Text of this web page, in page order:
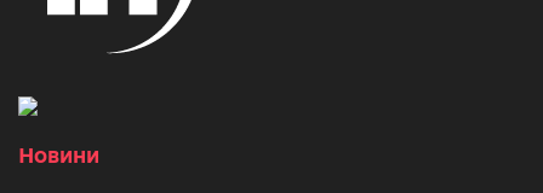
Новини